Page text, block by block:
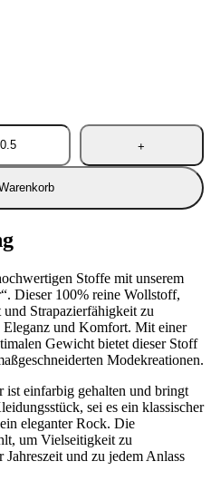
Stoffe mit unserem
Dieser 100% reine Wollstoff,
Strapazierfähigkeit zu
und Komfort. Mit einer
Gewicht bietet dieser Stoff
Modekreationen.
einfarbig gehalten und bringt
sei es ein klassischer
eleganter Rock. Die
um Vielseitigkeit zu
Jahreszeit und zu jedem Anlass